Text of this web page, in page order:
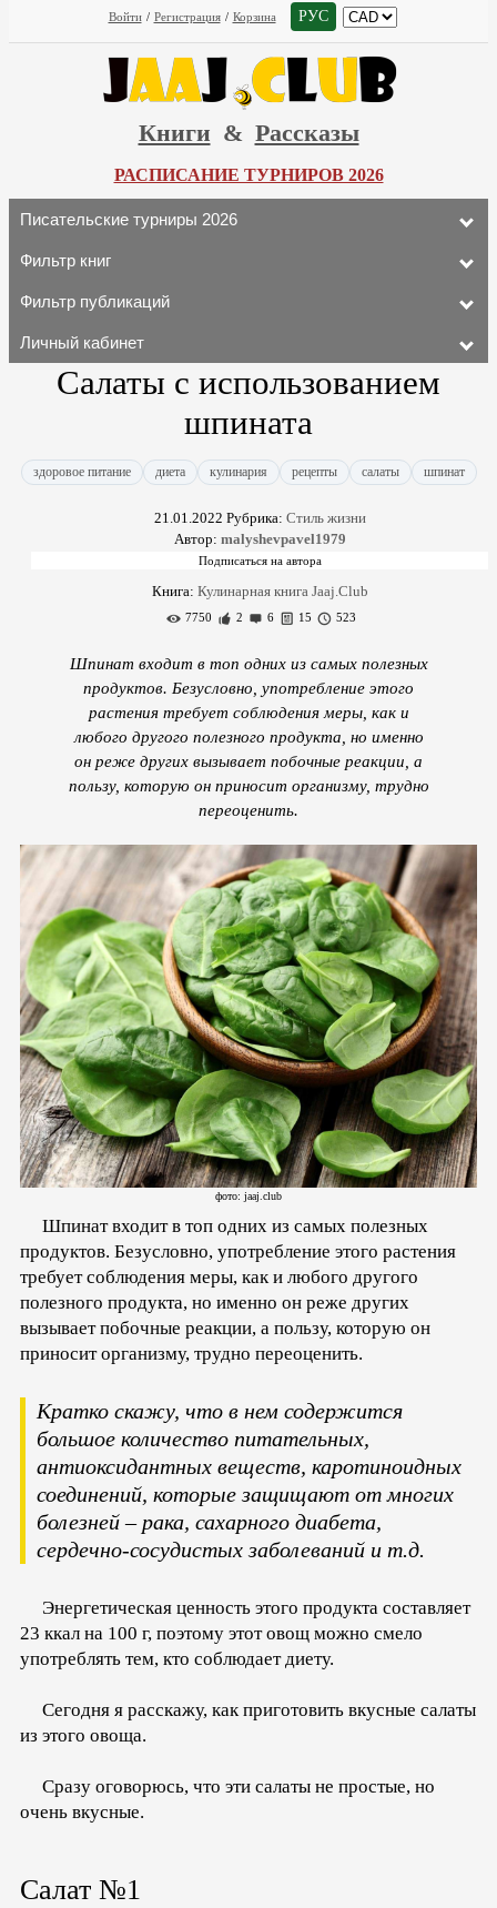
Войти / Регистрация / Корзина РУС
Книги & Рассказы
РАСПИСАНИЕ ТУРНИРОВ 2026
Писательские турниры 2026
Фильтр книг
Фильтр публикаций
Личный кабинет
Салаты с использованием
шпината
здоровое питание диета кулинария рецепты салаты шпинат
21.01.2022 Рубрика: Стиль жизни
Автор: malyshevpavel1979
Книга: Кулинарная книга Jaaj.Club
7750 2 6 15 523
Шпинат входит в топ одних из самых полезных
продуктов. Безусловно, употребление этого
растения требует соблюдения меры, как и
любого другого полезного продукта, но именно
он реже других вызывает побочные реакции, а
пользу, которую он приносит организму, трудно
переоценить.
фото: jaaj.club
Шпинат входит в топ одних из самых полезных
продуктов. Безусловно, употребление этого растения
требует соблюдения меры, как и любого другого
полезного продукта, но именно он реже других
вызывает побочные реакции, а пользу, которую он
приносит организму, трудно переоценить.
Кратко скажу, что в нем содержится
большое количество питательных,
антиоксидантных веществ, каротиноидных
соединений, которые защищают от многих
болезней – рака, сахарного диабета,
сердечно-сосудистых заболеваний и т.д.
Энергетическая ценность этого продукта составляет
23 ккал на 100 г, поэтому этот овощ можно смело
употреблять тем, кто соблюдает диету.
Сегодня я расскажу, как приготовить вкусные салаты
из этого овоща.
Сразу оговорюсь, что эти салаты не простые, но
очень вкусные.
Салат №1